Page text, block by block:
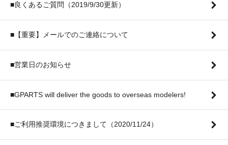
■良くあるご質問（2019/9/30更新）
■【重要】メールでのご連絡について
■営業日のお知らせ
■GPARTS will deliver the goods to overseas modelers!
■ご利用推奨環境につきまして（2020/11/24）